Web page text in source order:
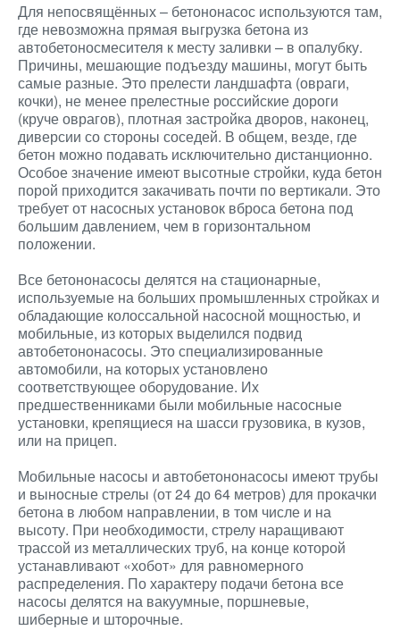
Для непосвящённых – бетононасос используются там,
где невозможна прямая выгрузка бетона из
автобетоносмесителя к месту заливки – в опалубку.
Причины, мешающие подъезду машины, могут быть
самые разные. Это прелести ландшафта (овраги,
кочки), не менее прелестные российские дороги
(круче оврагов), плотная застройка дворов, наконец,
диверсии со стороны соседей. В общем, везде, где
бетон можно подавать исключительно дистанционно.
Особое значение имеют высотные стройки, куда бетон
порой приходится закачивать почти по вертикали. Это
требует от насосных установок вброса бетона под
большим давлением, чем в горизонтальном
положении.
Все бетононасосы делятся на стационарные,
используемые на больших промышленных стройках и
обладающие колоссальной насосной мощностью, и
мобильные, из которых выделился подвид
автобетононасосы. Это специализированные
автомобили, на которых установлено
соответствующее оборудование. Их
предшественниками были мобильные насосные
установки, крепящиеся на шасси грузовика, в кузов,
или на прицеп.
Мобильные насосы и автобетононасосы имеют трубы
и выносные стрелы (от 24 до 64 метров) для прокачки
бетона в любом направлении, в том числе и на
высоту. При необходимости, стрелу наращивают
трассой из металлических труб, на конце которой
устанавливают «хобот» для равномерного
распределения. По характеру подачи бетона все
насосы делятся на вакуумные, поршневые,
шиберные и шторочные.